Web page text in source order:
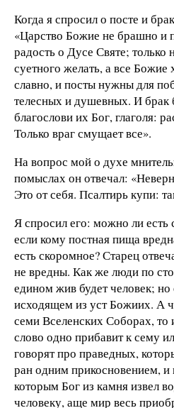
Когда я спросил о посте и
«Царство Божие не брашно и
радость о Дусе Святе; только
суетного желать, а все Божие
славно, и посты нужны для
телесных и душевных. И брак
благослови их Бог, глаголя:
Только враг смущает все».
На вопрос мой о духе
помыслах он отвечал:
Это от себя. Псалтирь купи:
Я спросил его: можно ли есть
если кому постная пища
есть скоромное? Старец
не вредны. Как же люди по
едином жив будет человек; но
исходящем из уст Божиих. А
семи Вселенских Соборах, то
слово одно прибавит к сему
говорят про праведных,
ран одним прикосновением,
которым Бог из камня извел
человеку, аще мир весь